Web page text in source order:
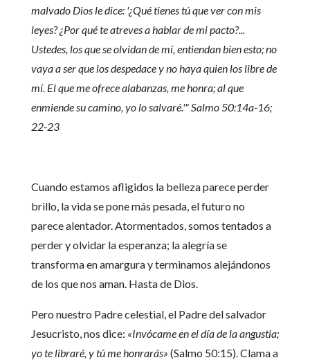
malvado Dios le dice: '¿Qué tienes tú que ver con mis
leyes? ¿Por qué te atreves a hablar de mi pacto?...
Ustedes, los que se olvidan de mí, entiendan bien esto; no
vaya a ser que los despedace y no haya quien los libre de
mí. El que me ofrece alabanzas, me honra; al que
enmiende su camino, yo lo salvaré.'"Salmo 50:14a-16;
22-23
Cuando estamos afligidos la belleza parece perder
brillo, la vida se pone más pesada, el futuro no
parece alentador. Atormentados, somos tentados a
perder y olvidar la esperanza; la alegría se
transforma en amargura y terminamos alejándonos
de los que nos aman. Hasta de Dios.
Pero nuestro Padre celestial, el Padre del salvador
Jesucristo, nos dice: «Invócame en el día de la angustia;
yo te libraré, y tú me honrarás» (Salmo 50:15). Clama a